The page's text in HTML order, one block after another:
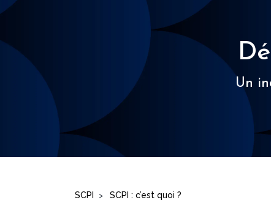
Un
SCPI > SCPI : c’est quoi ?